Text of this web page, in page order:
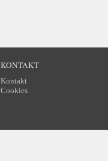
KONTAKT
Kontakt
Cookies